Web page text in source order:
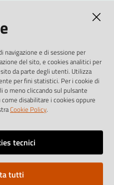
solo alle condizioni
2003/98/CE e dal d.lgs.
navigazione e di sessione per
del sito, e cookies analitici per
da parte degli utenti. Utilizza
per fini statistici. Per i cookie di
o meno cliccando sul pulsante
disabilitare i cookies oppure
Cookie Policy.
tecnici
tutti